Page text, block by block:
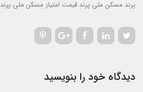
پرند مسکن ملی پرند قیمت امتیاز مسکن ملی پرند
دیدگاه خود را بنویسید